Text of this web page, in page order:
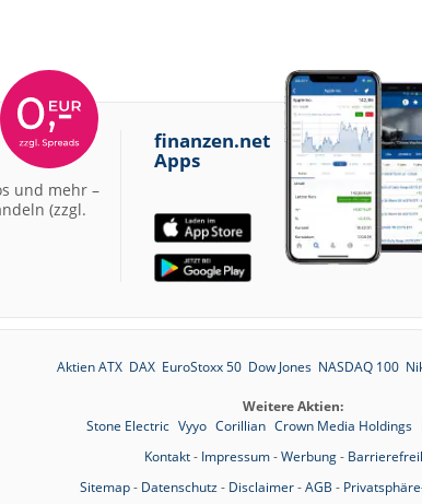
und mehr –
(zzgl.
finanzen.net
Apps
Aktien ATX DAX EuroStoxx 50 Dow Jones NASDAQ 100
Weitere Aktien:
Stone Electric Vyyo Corillian Crown Media Holdings
Kontakt- Impressum-Werbung-
Sitemap- Datenschutz- Disclaimer-AGB -